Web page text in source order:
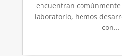
encuentran comúnmente
laboratorio, hemos
con...